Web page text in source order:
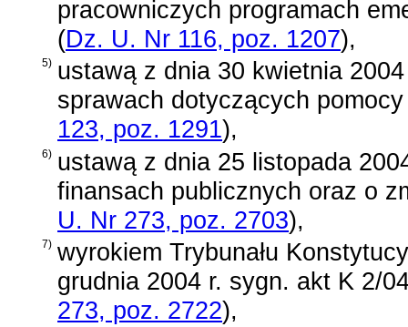
pracowniczych programach
(Dz. U. Nr 116, poz. 1207),
5) ustawą z dnia 30 kwietnia
sprawach dotyczących
123, poz. 1291),
6) ustawą z dnia 25 listopada
finansach publicznych oraz o
U. Nr 273, poz. 2703),
7) wyrokiem Trybunału
grudnia 2004 r. sygn. akt K 2/
273, poz. 2722),